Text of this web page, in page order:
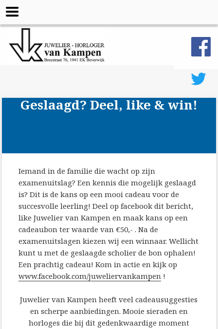
Geslaagd? Deel, like & win!
Iemand in de familie die wacht op zijn
examenuitslag? Een kennis die mogelijk geslaagd
is? Dit is de kans op een mooi cadeau voor de
succesvolle leerling! Deel op facebook dit bericht,
like Juwelier van Kampen en maak kans op een
cadeaubon ter waarde van €50,- . Na de
examenuitslagen kiezen wij een winnaar. Wellicht
kunt u met de geslaagde scholier de bon ophalen!
Een prachtig cadeau! Kom in actie en kijk op
www.facebook.com/juweliervankampen !
Juwelier van Kampen heeft veel cadeausuggesties
en scherpe aanbiedingen. Mooie sieraden en
horloges die bij dit gedenkwaardige moment